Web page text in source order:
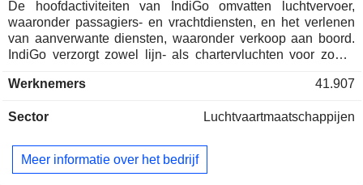
De hoofdactiviteiten van IndiGo omvatten luchtvervoer,
waaronder passagiers- en vrachtdiensten, en het verlenen
van aanverwante diensten, waaronder verkoop aan boord.
IndiGo verzorgt zowel lijn- als chartervluchten voor zowel
vloot van ongeveer 437 vliegtuigen en verzorgt lijnvluchten
bestemmingen. Tot de dochterondernemingen van IndiGo
Aviation Financial Services IFSC Private Limited. Agile
Airport Services Private Limited houdt zich bezig met het
Werknemers 41.907
Sector Luchtvaartmaatschappijen
Meer informatie over het bedrijf